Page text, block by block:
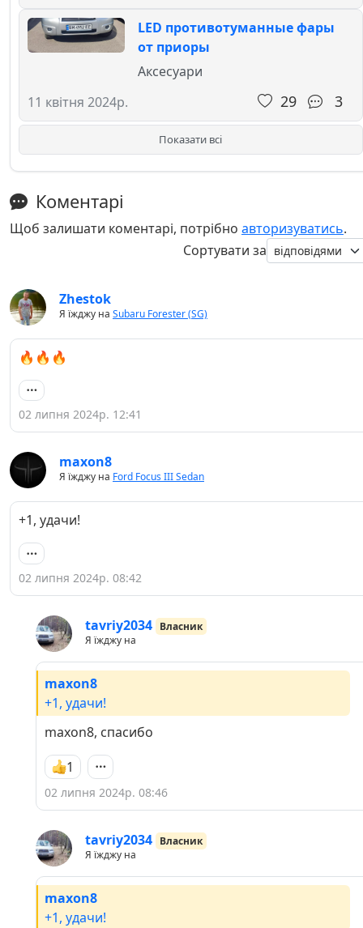
LED противотуманные фары
от приоры
11 квітня 2024р.
Аксесуари
29 3
Показати всі
Коментарі
Щоб залишати коментарі, потрібно авторизуватись.
Сортувати за
Zhestok
Я їжджу на Subaru Forester (SG)
🔥🔥🔥
02 липня 2024р. 12:41
maxon8
Я їжджу на Ford Focus III Sedan
+1, удачи!
02 липня 2024р. 08:42
tavriy2034 Власник
Я їжджу на
maxon8
+1, удачи!
maxon8, спасибо
1
02 липня 2024р. 08:46
tavriy2034 Власник
Я їжджу на
maxon8
+1, удачи!